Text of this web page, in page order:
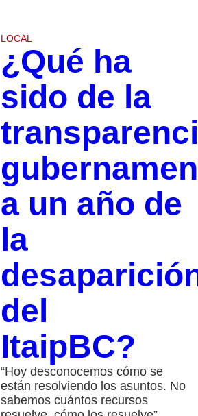
LOCAL
¿Qué ha
sido de la
a un año de
la
del
ItaipBC?
“Hoy desconocemos cómo se
están resolviendo los asuntos. No
sabemos cuántos recursos